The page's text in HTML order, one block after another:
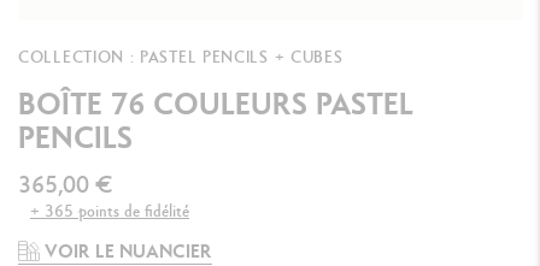
COLLECTION : PASTEL PENCILS + CUBES
BOÎTE 76 COULEURS PASTEL
PENCILS
365,00 €
+ 365 points de fidélité
VOIR LE NUANCIER